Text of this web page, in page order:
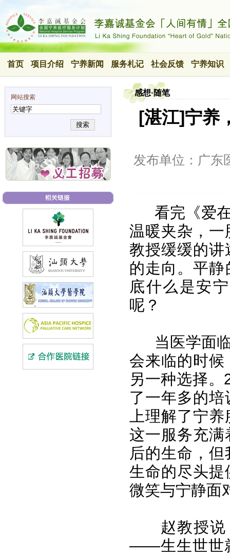
首页 项目介绍 宁养新闻 服务札记 社会反馈 宁养知识
网站搜索
搜索
感想·随笔
[湛江]宁养
发布单位：广东
看完《爱
温暖夹杂，
教授缓缓的
的走向。平
底什么是安
呢？
当医学面临
会来临的时
另一种选择
了一年多的
上理解了宁
这一服务充
后的生命，
生命的尽头
微笑与宁静面
赵教授说：
——生生世世